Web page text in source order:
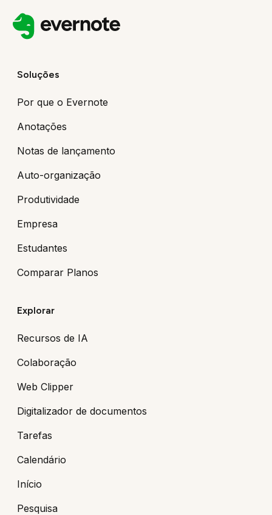
Soluções
Por que o Evernote
Anotações
Notas de lançamento
Auto-organização
Produtividade
Empresa
Estudantes
Comparar Planos
Explorar
Recursos de IA
Colaboração
Web Clipper
Digitalizador de documentos
Tarefas
Calendário
Início
Pesquisa